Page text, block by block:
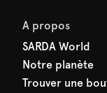
A propos
SARDA World
Notre planète
Trouver une